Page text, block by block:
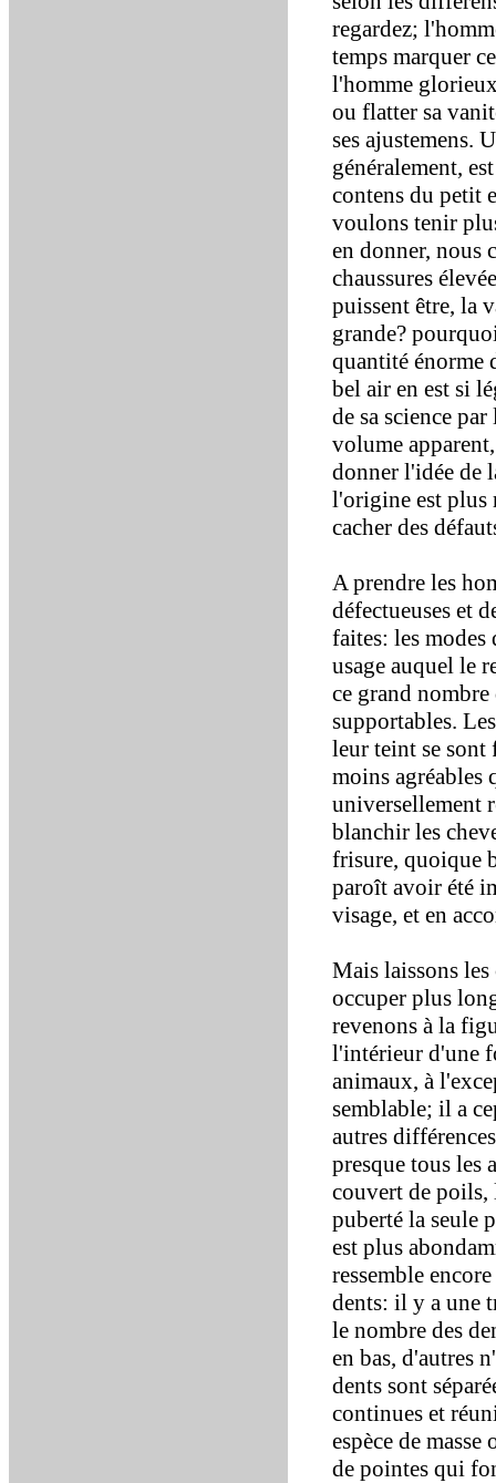
regardez;
temps marquer
l'homme
ou flatter sa
ses ajustemens.
généralement,
contens du petit
voulons tenir
en donner, nous
chaussures
puissent être, la
grande?
quantité énorme
bel air en est si
de sa science
volume
donner l'idée de
l'origine est plus
cacher des
A prendre les
défectueuses et
faites: les
usage auquel le
ce grand nombre
supportables.
leur teint se sont
moins agréables
universellement
blanchir les
frisure, quoique
paroît avoir été
visage, et en
Mais laissons les
occuper plus
revenons à la
l'intérieur d'une
animaux, à
semblable; il a
autres
presque tous les
couvert de poils,
puberté la seule
est plus
ressemble
dents: il y a une
le nombre des
en bas, d'autres
dents sont
continues et
espèce de
de pointes qui